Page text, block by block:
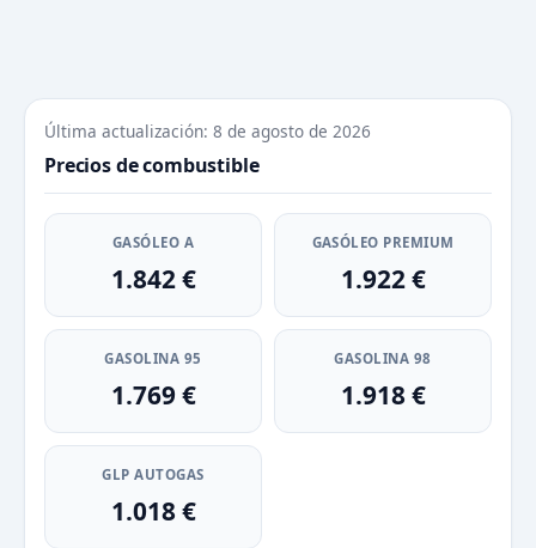
Última actualización: 8 de agosto de 2026
Precios de combustible
GASÓLEO A
1.842 €
GASÓLEO PREMIUM
1.922 €
GASOLINA 95
1.769 €
GASOLINA 98
1.918 €
GLP AUTOGAS
1.018 €